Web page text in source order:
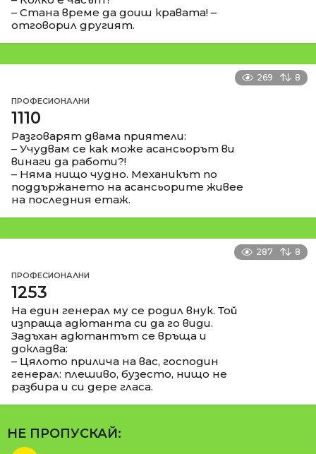
– Стана време да доиш кравата! –
отговорил другият.
269 8
ПРОФЕСИОНАЛНИ
1110
Разговарят двама приятели:
– Учудвам се как може асансьорът ви
винаги да работи?!
– Няма нищо чудно. Механикът по
поддържането на асансьорите живее
на последния етаж.
287 8
ПРОФЕСИОНАЛНИ
1253
На един генерал му се родил внук. Той
изпраща адютанта си да го види.
Задъхан адютантът се връща и
докладва:
– Цялото прилича на вас, господин
генерал: плешиво, бузесто, нищо не
разбира и си дере гласа.
НЕ ПРОПУСКАЙ: